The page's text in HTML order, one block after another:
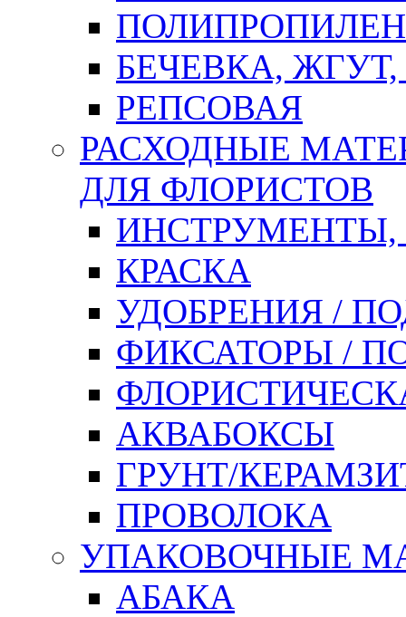
БЕЧЕВКА,
РЕПСОВАЯ
РАСХОДНЫЕ
ДЛЯ ФЛОРИСТОВ
ИНСТРУМЕНТЫ,
КРАСКА
УДОБРЕНИЯ /
ФИКСАТОРЫ /
АКВАБОКСЫ
ГРУНТ/
ПРОВОЛОКА
УПАКОВОЧНЫЕ
АБАКА